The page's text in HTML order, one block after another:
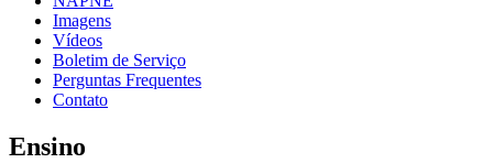
Imagens
Vídeos
Boletim de Serviço
Perguntas Frequentes
Contato
Ensino